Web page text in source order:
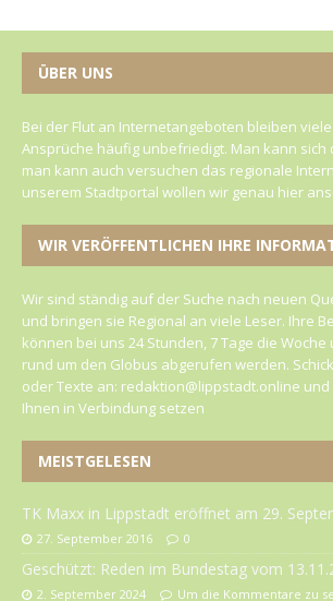
ÜBER UNS
Bei der Flut an Internetangeboten bleiben
Ansprüche häufig unbefriedigt. Man kann
man kann auch versuchen das regionale
unserem Stadtportal wollen wir genau hier
WIR VERÖFFENTLICHEN IHRE
Wir sind ständig auf der Suche nach neuen
und bringen sie Regional an viele Leser. Ihre
können bei uns 24 Stunden, 7 Tage die Woche
rund um den Globus abgerufen werden.
oder Texte an: redaktion@lippstadt.online
Ihnen in Verbindung setzen
MEISTGELESEN
TK Maxx in Lippstadt eröffnet am 29.
27. September 2016 0
Geschützt: Reden im Bundestag vom
2. September 2024 Um die Kommentare zu